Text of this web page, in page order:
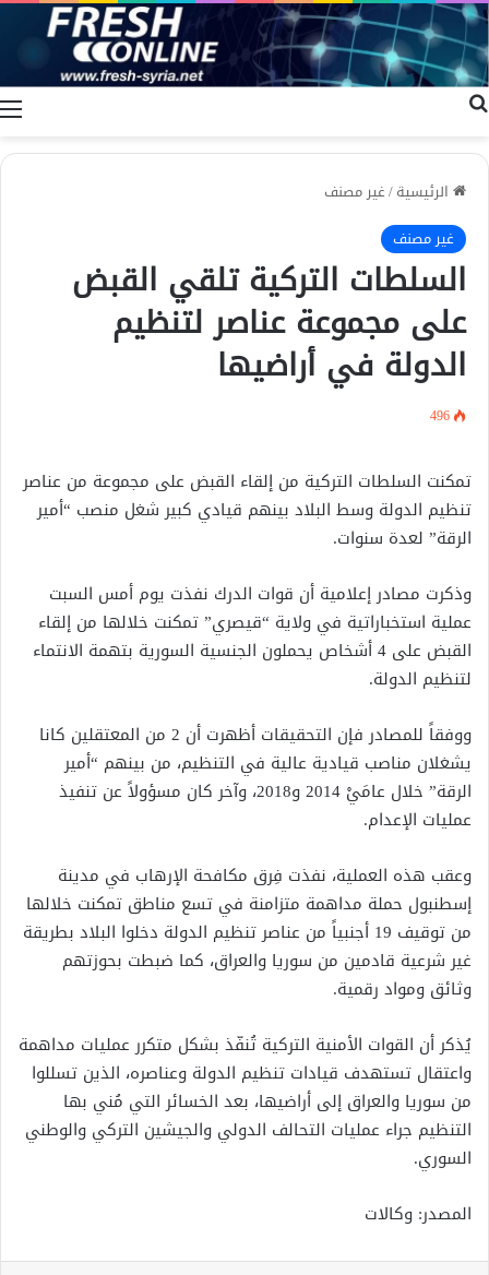
الرئيسية/غير مصنف
غير مصنف
السلطات التركية تلقي القبض
على مجموعة عناصر لتنظيم
الدولة في أراضيها
496
تمكنت السلطات التركية من إلقاء القبض على مجموعة من عناصر
تنظيم الدولة وسط البلاد بينهم قيادي كبير شغل منصب “أمير
الرقة” لعدة سنوات.
وذكرت مصادر إعلامية أن قوات الدرك نفذت يوم أمس السبت
عملية استخباراتية في ولاية “قيصري” تمكنت خلالها من إلقاء
القبض على 4 أشخاص يحملون الجنسية السورية بتهمة الانتماء
لتنظيم الدولة.
ووفقاً للمصادر فإن التحقيقات أظهرت أن 2 من المعتقلين كانا
يشغلان مناصب قيادية عالية في التنظيم، من بينهم “أمير
الرقة” خلال عامَيْ 2014 و2018، وآخر كان مسؤولاً عن تنفيذ
عمليات الإعدام.
وعقب هذه العملية، نفذت فِرق مكافحة الإرهاب في مدينة
إسطنبول حملة مداهمة متزامنة في تسع مناطق تمكنت خلالها
من توقيف 19 أجنبياً من عناصر تنظيم الدولة دخلوا البلاد بطريقة
غير شرعية قادمين من سوريا والعراق، كما ضبطت بحوزتهم
وثائق ومواد رقمية.
يُذكر أن القوات الأمنية التركية تُنفّذ بشكل متكرر عمليات مداهمة
واعتقال تستهدف قيادات تنظيم الدولة وعناصره، الذين تسللوا
من سوريا والعراق إلى أراضيها، بعد الخسائر التي مُني بها
التنظيم جراء عمليات التحالف الدولي والجيشين التركي والوطني
السوري.
المصدر: وكالات